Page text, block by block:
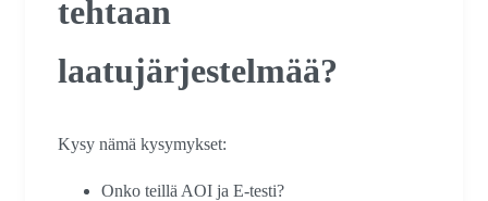
tehtaan
laatujärjestelmää?
Kysy nämä kysymykset:
Onko teillä AOI ja E-testi?